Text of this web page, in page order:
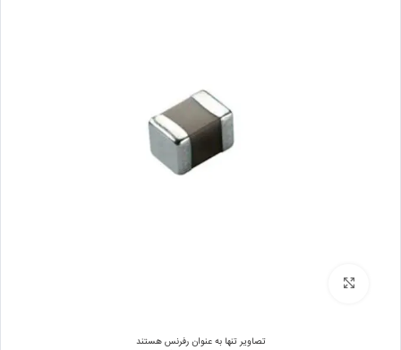
تصاویر تنها به عنوان رفرنس هستند